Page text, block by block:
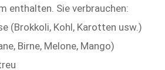
enthalten. Sie verbrauchen:
(Brokkoli, Kohl, Karotten usw.)
Birne, Melone, Mango)